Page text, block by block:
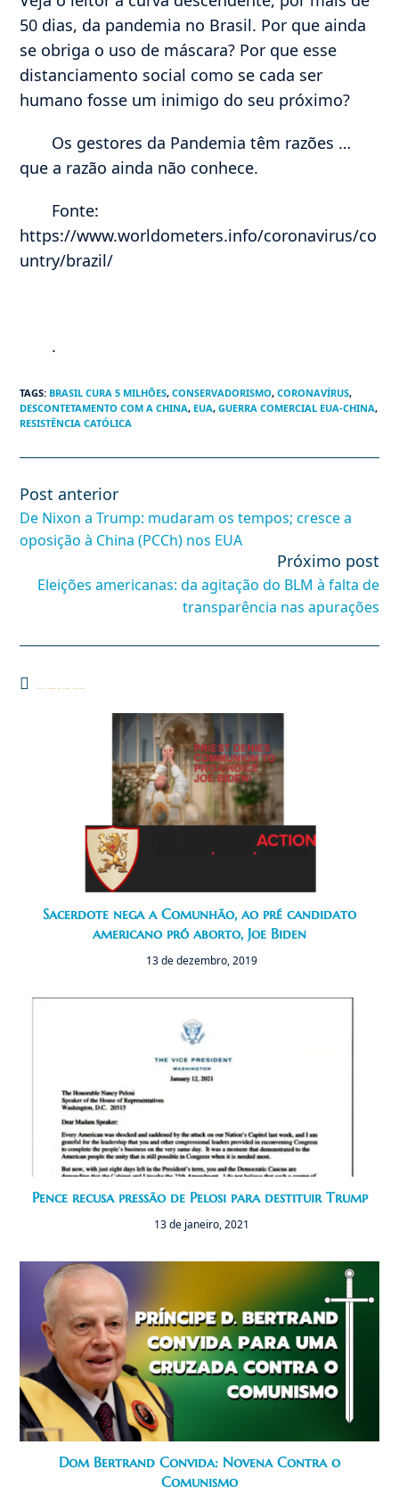
50 dias, da pandemia no Brasil. Por que ainda
se obriga o uso de máscara? Por que esse
distanciamento social como se cada ser
humano fosse um inimigo do seu próximo?
Os gestores da Pandemia têm razões …
que a razão ainda não conhece.
Fonte:
https://www.worldometers.info/coronavirus/co
untry/brazil/
.
TAGS: BRASIL CURA 5 MILHÕES, CONSERVADORISMO, CORONAVÍRUS,
DESCONTETAMENTO COM A CHINA, EUA, GUERRA COMERCIAL EUA-CHINA,
RESISTÊNCIA CATÓLICA
Leia
mais
artigos
Post anterior
De Nixon a Trump: mudaram os tempos; cresce a
oposição à China (PCCh) nos EUA
Próximo post
Eleições americanas: da agitação do BLM à falta de
transparência nas apurações
Você também pode gostar
Sacerdote nega a Comunhão, ao pré candidato
americano pró aborto, Joe Biden
13 de dezembro, 2019
Pence recusa pressão de Pelosi para destituir Trump
13 de janeiro, 2021
Dom Bertrand Convida: Novena Contra o
Comunismo